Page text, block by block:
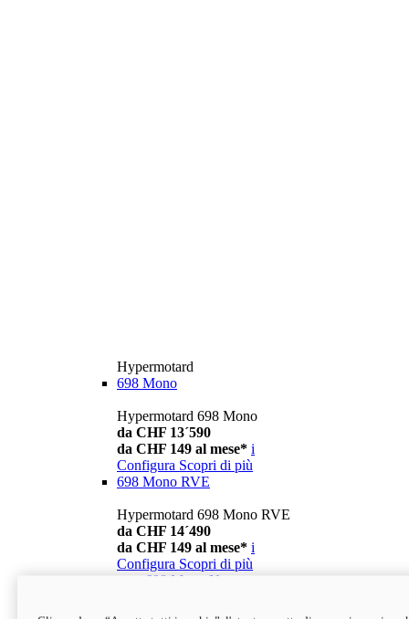
Hypermotard
698 Mono
Hypermotard 698 Mono
da CHF 13´590
da CHF 149 al mese* i
Configura Scopri di più
698 Mono RVE
Hypermotard 698 Mono RVE
da CHF 14´490
da CHF 149 al mese* i
Configura Scopri di più
698 Mono Nera
Hypermotard 698 Mono Nera